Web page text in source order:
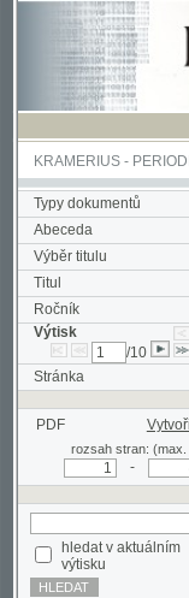
KRAMERIUS-
Typy dokumentů
Abeceda
Výběr titulu
Titul
Ročník
Výtisk
/10
Stránka
PDF
rozsah stran: (max. 20)
výtisku
Pokročilé vyhledávání